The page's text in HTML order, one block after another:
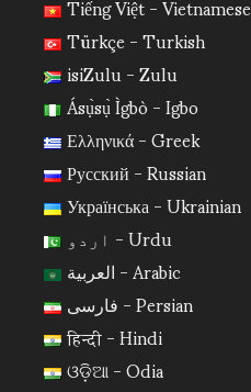
Türkçe - Turkish
isiZulu - Zulu
Ásụ̀sụ̀ Ìgbò - Igbo
Ελληνικά - Greek
Русский - Russian
Українська - Ukrainian
اردو - Urdu
العربية - Arabic
فارسی - Persian
हिन्दी - Hindi
ଓଡ଼ିଆ - Odia